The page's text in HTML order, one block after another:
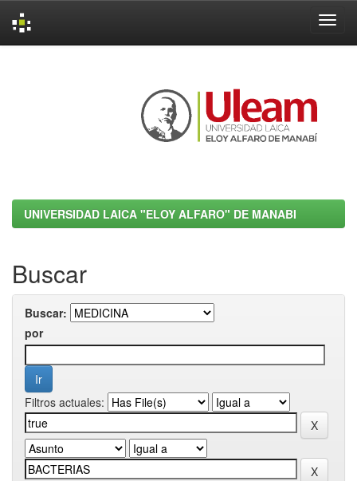
UNIVERSIDAD LAICA "ELOY ALFARO" DE MANABI
Buscar
Buscar:
por
Filtros actuales: